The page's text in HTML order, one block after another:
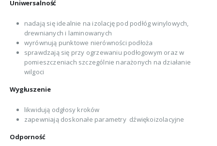
Uniwersalność
nadają się idealnie na izolację pod podłóg winylowych,
drewnianych i laminowanych
wyrównują punktowe nierówności podłoża
sprawdzają się przy ogrzewaniu podłogowym oraz w
pomieszczeniach szczególnie narażonych na działanie
wilgoci
Wygłuszenie
likwidują odgłosy kroków
zapewniają doskonałe parametry dźwiękoizolacyjne
Odporność